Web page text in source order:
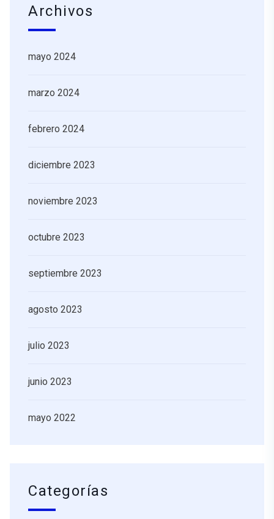
Archivos
mayo 2024
marzo 2024
febrero 2024
diciembre 2023
noviembre 2023
octubre 2023
septiembre 2023
agosto 2023
julio 2023
junio 2023
mayo 2022
Categorías